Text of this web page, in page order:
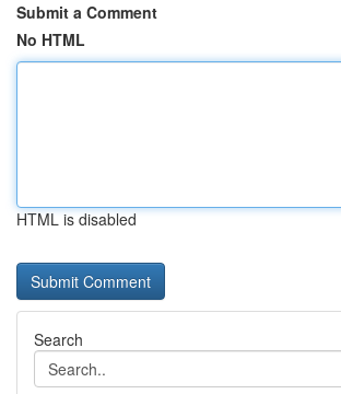
Submit a Comment
No HTML
HTML is disabled
Search